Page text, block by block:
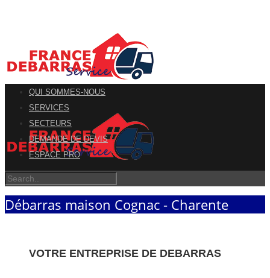
QUI SOMMES-NOUS
SERVICES
SECTEURS
DEMANDE DE DEVIS
ESPACE PRO
Débarras maison Cognac - Charente
VOTRE ENTREPRISE DE DEBARRAS